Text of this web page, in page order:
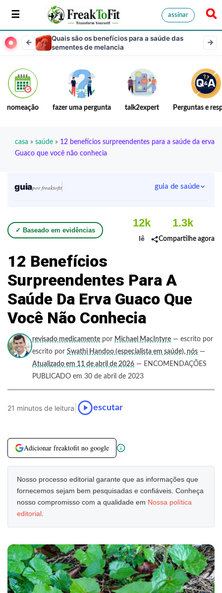
assinar
Quais são os benefícios para a saúde das
sementes de melancia
nomeação fazer uma pergunta talk2expert Perguntas e
casa » saúde » 12 benefícios surpreendentes para a saúde da erva
Guaco que você não conhecia
guiapor freaktofit guia de saúde
✓ Baseado em evidências
12k
lê
1.3k
Compartilhe agora
12 Benefícios
Surpreendentes Para A
Saúde Da Erva Guaco Que
Você Não Conhecia
revisado medicamente por Michael MacIntyre — escrito por
escrito por Swathi Handoo (especialista em saúde), nós —
Atualizado em 11 de abril de 2026 — ENCOMENDAÇÕES
PUBLICADO em 30 de abril de 2023
21 minutos de leitura escutar
Adicionar freaktofit no google
Nosso processo editorial garante que as informações que
fornecemos sejam bem pesquisadas e confiáveis. Conheça
nosso compromisso com a qualidade em Nossa política
editorial